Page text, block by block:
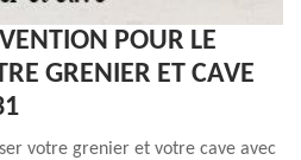
POUR LE
GRENIER ET CAVE
votre grenier et votre cave avec